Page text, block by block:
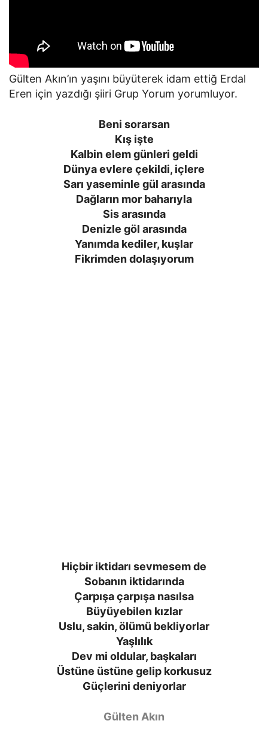
Gülten Akın’ın yaşını büyüterek idam ettiğ Erdal
Eren için yazdığı şiiri Grup Yorum yorumluyor.
Beni sorarsan
Kış işte
Kalbin elem günleri geldi
Dünya evlere çekildi, içlere
Sarı yaseminle gül arasında
Dağların mor baharıyla
Sis arasında
Denizle göl arasında
Yanımda kediler, kuşlar
Fikrimden dolaşıyorum
Hiçbir iktidarı sevmesem de
Sobanın iktidarında
Çarpışa çarpışa nasılsa
Büyüyebilen kızlar
Uslu, sakin, ölümü bekliyorlar
Yaşlılık
Dev mi oldular, başkaları
Üstüne üstüne gelip korkusuz
Güçlerini deniyorlar
Gülten Akın